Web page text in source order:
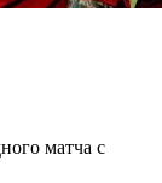
матча с